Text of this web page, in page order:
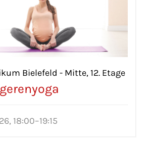
Bielefeld - Mitte, 12. Etage
18:00–19:15